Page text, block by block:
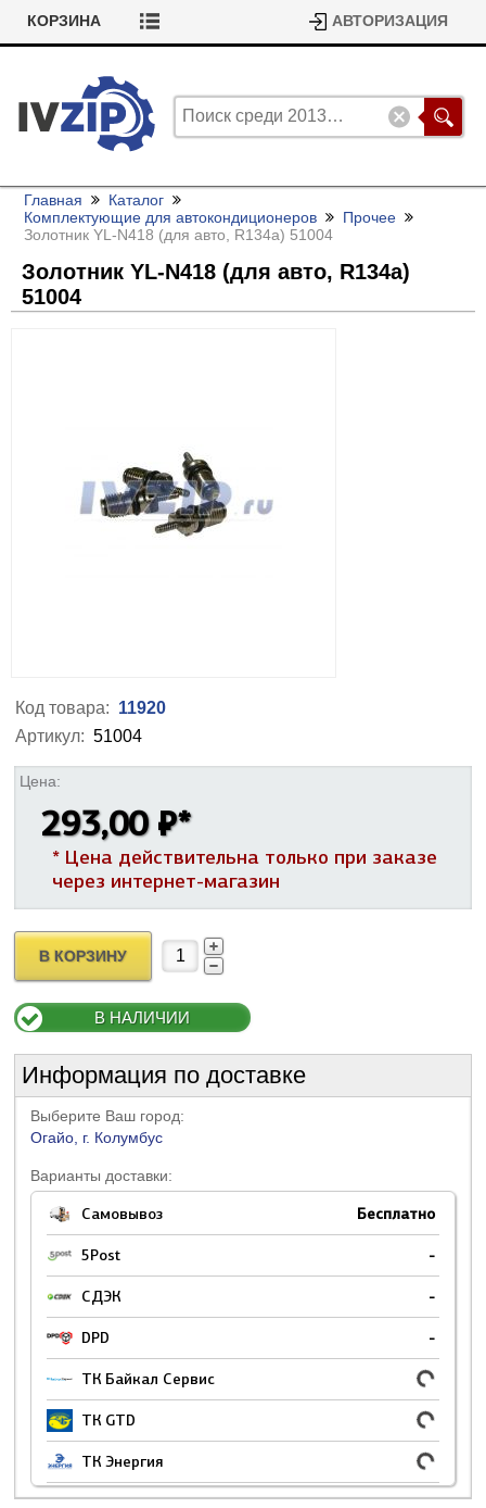
КОРЗИНА АВТОРИЗАЦИЯ
Главная
Каталог
Комплектующие для автокондиционеров
Прочее
Золотник YL-N418 (для авто, R134a) 51004
Золотник YL-N418 (для авто, R134a)
51004
Код товара: 11920
Артикул: 51004
Цена:
293,00 ₽*
* Цена действительна только при заказе
через интернет-магазин
В КОРЗИНУ
В НАЛИЧИИ
Информация по доставке
Выберите Ваш город:
Огайо, г. Колумбус
Варианты доставки:
Самовывоз Бесплатно
5Post -
СДЭК -
DPD -
ТК Байкал Сервис
ТК GTD
ТК Энергия